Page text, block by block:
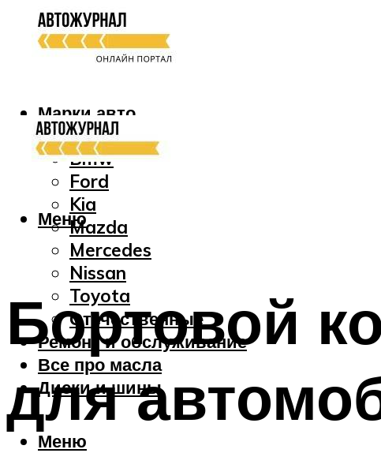
Марки авто
Audi
Bmw
Ford
Kia
Mazda
Mercedes
Nissan
Toyota
Отечественные
Ремонт и обслуживание
Все про масла
Диски и шины
Меню
Меню
Бортовой
для